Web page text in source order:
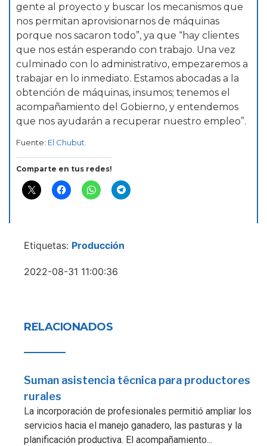
gente al proyecto y buscar los mecanismos que
nos permitan aprovisionarnos de máquinas
porque nos sacaron todo”, ya que “hay clientes
que nos están esperando con trabajo. Una vez
culminado con lo administrativo, empezaremos a
trabajar en lo inmediato. Estamos abocadas a la
obtención de máquinas, insumos; tenemos el
acompañamiento del Gobierno, y entendemos
que nos ayudarán a recuperar nuestro empleo”.
Fuente: El Chubut
Comparte en tus redes!
Etiquetas: Producción
2022-08-31 11:00:36
RELACIONADOS
Suman asistencia técnica para productores
rurales
La incorporación de profesionales permitió ampliar los
servicios hacia el manejo ganadero, las pasturas y la
planificación productiva. El acompañamiento...